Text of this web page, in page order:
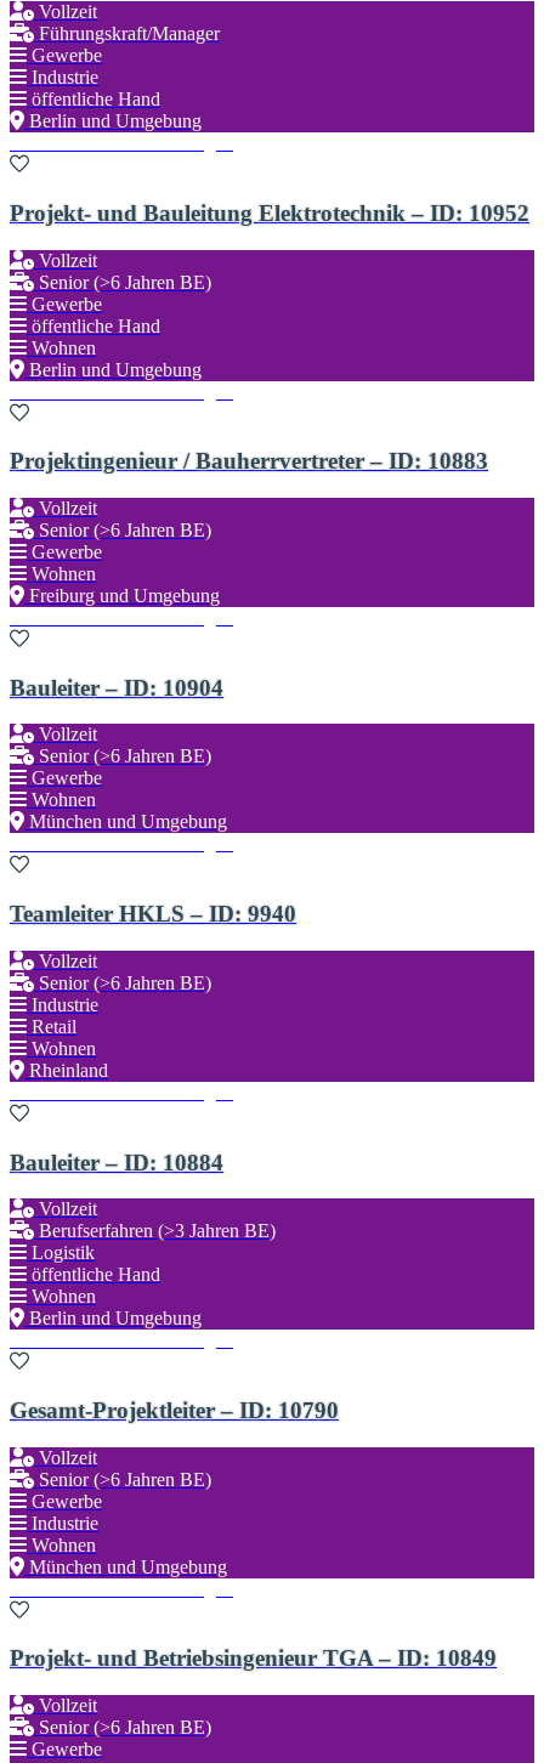
Vollzeit
Führungskraft/Manager
Gewerbe
Industrie
öffentliche Hand
Berlin und Umgebung
Projekt- und Bauleitung Elektrotechnik – ID: 10952
Vollzeit
Senior (>6 Jahren BE)
Gewerbe
öffentliche Hand
Wohnen
Berlin und Umgebung
Projektingenieur / Bauherrvertreter – ID: 10883
Vollzeit
Senior (>6 Jahren BE)
Gewerbe
Wohnen
Freiburg und Umgebung
Bauleiter – ID: 10904
Vollzeit
Senior (>6 Jahren BE)
Gewerbe
Wohnen
München und Umgebung
Teamleiter HKLS – ID: 9940
Vollzeit
Senior (>6 Jahren BE)
Industrie
Retail
Wohnen
Rheinland
Bauleiter – ID: 10884
Vollzeit
Berufserfahren (>3 Jahren BE)
Logistik
öffentliche Hand
Wohnen
Berlin und Umgebung
Gesamt-Projektleiter – ID: 10790
Vollzeit
Senior (>6 Jahren BE)
Gewerbe
Industrie
Wohnen
München und Umgebung
Projekt- und Betriebsingenieur TGA – ID: 10849
Vollzeit
Senior (>6 Jahren BE)
Gewerbe